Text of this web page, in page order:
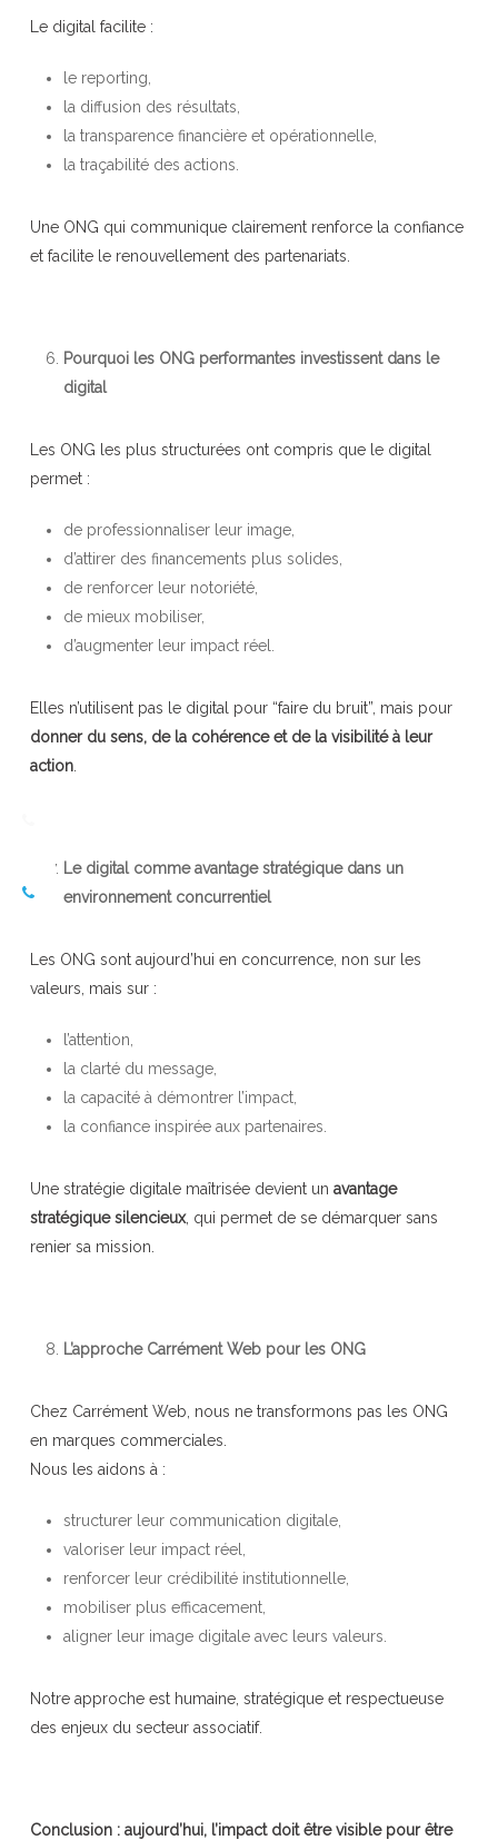
Le digital facilite :
le reporting,
la diffusion des résultats,
la transparence financière et opérationnelle,
la traçabilité des actions.
Une ONG qui communique clairement renforce la confiance
et facilite le renouvellement des partenariats.
Pourquoi les ONG performantes investissent dans le
digital
Les ONG les plus structurées ont compris que le digital
permet :
de professionnaliser leur image,
d’attirer des financements plus solides,
de renforcer leur notoriété,
de mieux mobiliser,
d’augmenter leur impact réel.
Elles n’utilisent pas le digital pour “faire du bruit”, mais pour
donner du sens, de la cohérence et de la visibilité à leur
action.
Le digital comme avantage stratégique dans un
environnement concurrentiel
Les ONG sont aujourd’hui en concurrence, non sur les
valeurs, mais sur :
l’attention,
la clarté du message,
la capacité à démontrer l’impact,
la confiance inspirée aux partenaires.
Une stratégie digitale maîtrisée devient un avantage
stratégique silencieux, qui permet de se démarquer sans
renier sa mission.
L’approche Carrément Web pour les ONG
Chez Carrément Web, nous ne transformons pas les ONG
en marques commerciales.
Nous les aidons à :
structurer leur communication digitale,
valoriser leur impact réel,
renforcer leur crédibilité institutionnelle,
mobiliser plus efficacement,
aligner leur image digitale avec leurs valeurs.
Notre approche est humaine, stratégique et respectueuse
des enjeux du secteur associatif.
Conclusion : aujourd’hui, l’impact doit être visible pour être